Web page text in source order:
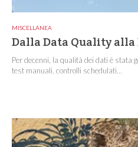
MISCELLANEA
Dalla Data Quality
Per decenni, la qualità dei dati è stata
test manuali, controlli schedulati...